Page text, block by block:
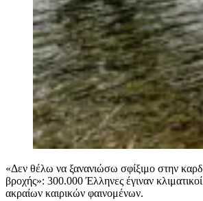
«Δεν θέλω να ξανανιώσω σφίξιμο στην
βροχής»: 300.000 Έλληνες έγιναν
ακραίων καιρικών φαινομένων.